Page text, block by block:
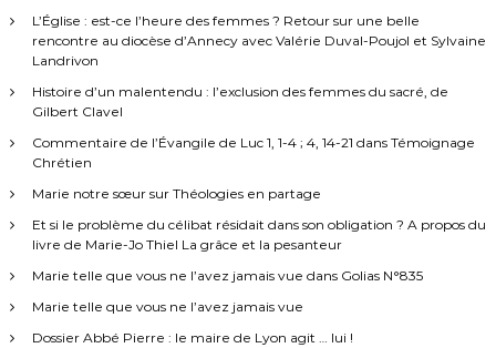
L’Église : est-ce l’heure des femmes ? Retour sur une belle
rencontre au diocèse d’Annecy avec Valérie Duval-Poujol et Sylvaine
Landrivon
Histoire d’un malentendu : l’exclusion des femmes du sacré, de
Gilbert Clavel
Commentaire de l’Évangile de Luc 1, 1-4 ; 4, 14-21 dans Témoignage
Chrétien
Marie notre sœur sur Théologies en partage
Et si le problème du célibat résidait dans son obligation ? A propos du
livre de Marie-Jo Thiel La grâce et la pesanteur
Marie telle que vous ne l’avez jamais vue dans Golias N°835
Marie telle que vous ne l’avez jamais vue
Dossier Abbé Pierre : le maire de Lyon agit … lui !